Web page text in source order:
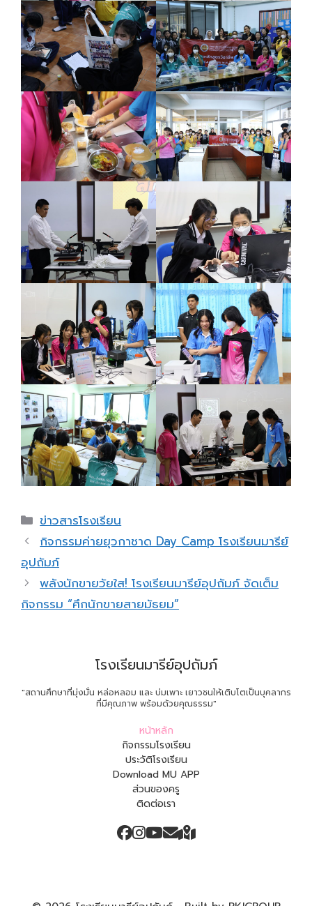
Categories
ข่าวสารโรงเรียน
กิจกรรมค่ายยุวกาชาด Day Camp โรงเรียนมารีย์
อุปถัมภ์
พลังนักขายวัยใส! โรงเรียนมารีย์อุปถัมภ์ จัดเต็ม
กิจกรรม “ศึกนักขายสายมัธยม”
โรงเรียนมารีย์อุปถัมภ์
"สถานศึกษาที่มุ่งมั่น หล่อหลอม และ บ่มเพาะ เยาวชนให้เติบโตเป็นบุคลากร
ที่มีคุณภาพ พร้อมด้วยคุณธรรม"
หน้าหลัก
กิจกรรมโรงเรียน
ประวัติโรงเรียน
Download MU APP
ส่วนของครู
ติดต่อเรา